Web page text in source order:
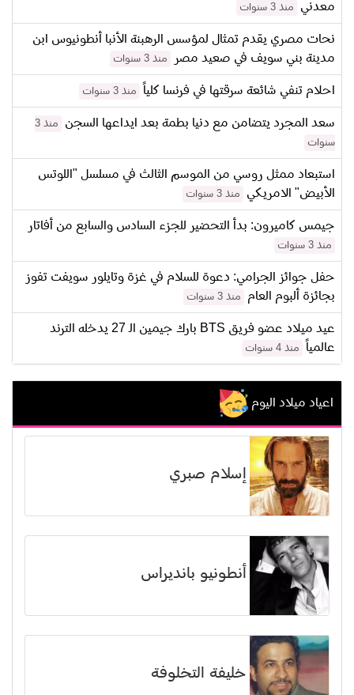
معدني
منذ 3 سنوات
نحات مصري يقدم تمثال لمؤسس الرهبنة الأنبا أنطونيوس ابن
مدينة بني سويف في صعيد مصر
منذ 3 سنوات
احلام تنفي شائعة سرقتها في فرنسا كلياً منذ 3 سنوات
سعد المجرد يتضامن مع دنيا بطمة بعد ايداعها السجن
منذ 3
سنوات
استبعاد ممثل روسي من الموسم الثالث في مسلسل "اللوتس
الأبيض" الامريكي
منذ 3 سنوات
جيمس كاميرون: بدأ التحضير للجزء السادس والسابع من أفاتار
منذ 3 سنوات
حفل جوائز الجرامي: دعوة للسلام في غزة وتايلور سويفت تفوز
بجائزة ألبوم العام
منذ 3 سنوات
عيد ميلاد عضو فريق BTS بارك جيمين الـ 27 يدخله الترند
عالمياً
منذ 4 سنوات
اعياد ميلاد اليوم
إسلام صبري
أنطونيو بانديراس
خليفة التخلوفة